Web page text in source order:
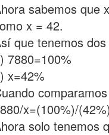
sabemos que
x = 42.
que tenemos
7880=100%
x=42%
x=(100%)/(42%)
solo tenemos